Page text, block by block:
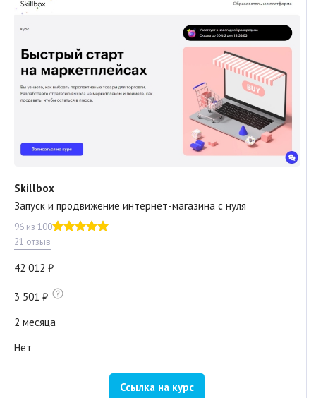
Skillbox
Запуск и продвижение интернет-магазина с нуля
96 из 100
21 отзыв
42 012
3 501
2 месяца
Нет
Ссылка на курс